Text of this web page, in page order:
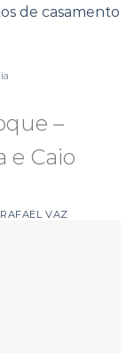
de casamento
–
e Caio
RAFAEL VAZ